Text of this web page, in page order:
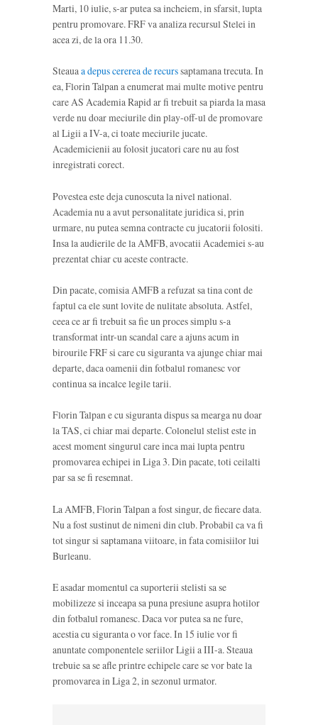
Marti, 10 iulie, s-ar putea sa incheiem, in sfarsit, lupta
pentru promovare. FRF va analiza recursul Stelei in
acea zi, de la ora 11.30.
Steauaa depus cererea de recurssaptamana trecuta. In
ea, Florin Talpan a enumerat mai multe motive pentru
care AS Academia Rapid ar fi trebuit sa piarda la masa
verde nu doar meciurile din play-off-ul de promovare
al Ligii a IV-a, ci toate meciurile jucate.
Academicienii au folosit jucatori care nu au fost
inregistrati corect.
Povestea este deja cunoscuta la nivel national.
Academia nu a avut personalitate juridica si, prin
urmare, nu putea semna contracte cu jucatorii folositi.
Insa la audierile de la AMFB, avocatii Academiei s-au
prezentat chiar cu aceste contracte.
Din pacate, comisia AMFB a refuzat sa tina cont de
faptul ca ele sunt lovite de nulitate absoluta. Astfel,
ceea ce ar fi trebuit sa fie un proces simplu s-a
transformat intr-un scandal care a ajuns acum in
birourile FRF si care cu siguranta va ajunge chiar mai
departe, daca oamenii din fotbalul romanesc vor
continua sa incalce legile tarii.
Florin Talpan e cu siguranta dispus sa mearga nu doar
la TAS, ci chiar mai departe. Colonelul stelist este in
acest moment singurul care inca mai lupta pentru
promovarea echipei in Liga 3. Din pacate, toti ceilalti
par sa se fi resemnat.
La AMFB, Florin Talpan a fost singur, de fiecare data.
Nu a fost sustinut de nimeni din club. Probabil ca va fi
tot singur si saptamana viitoare, in fata comisiilor lui
Burleanu.
E asadar momentul ca suporterii stelisti sa se
mobilizeze si inceapa sa puna presiune asupra hotilor
din fotbalul romanesc. Daca vor putea sa ne fure,
acestia cu siguranta o vor face. In 15 iulie vor fi
anuntate componentele seriilor Ligii a III-a. Steaua
trebuie sa se afle printre echipele care se vor bate la
promovarea in Liga 2, in sezonul urmator.